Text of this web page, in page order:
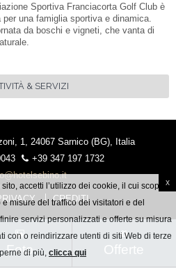
Sportiva Franciacorta Golf Club è
una famiglia sportiva e dinamica.
da boschi e vigneti, che vanta di
& SERVIZI
Foto Offerte
1, 24067 Sarnico (BG), Italia
+39 347 197 1732
CREDITI
accetti l’utilizzo dei cookie, il cui scopo è
misure del traffico dei visitatori e del
servizi personalizzati e offerte su misura
con o reindirizzare utenti di siti Web di terze
di più, clicca qui
x